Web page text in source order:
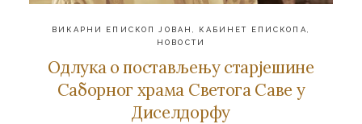
ВИКАРНИ ЕПИСКОП ЈОВАН, КАБИНЕТ ЕПИСКОПА,
НОВОСТИ
Одлука о постављењу старјешине
Саборног храма Светога Саве у
Диселдорфу